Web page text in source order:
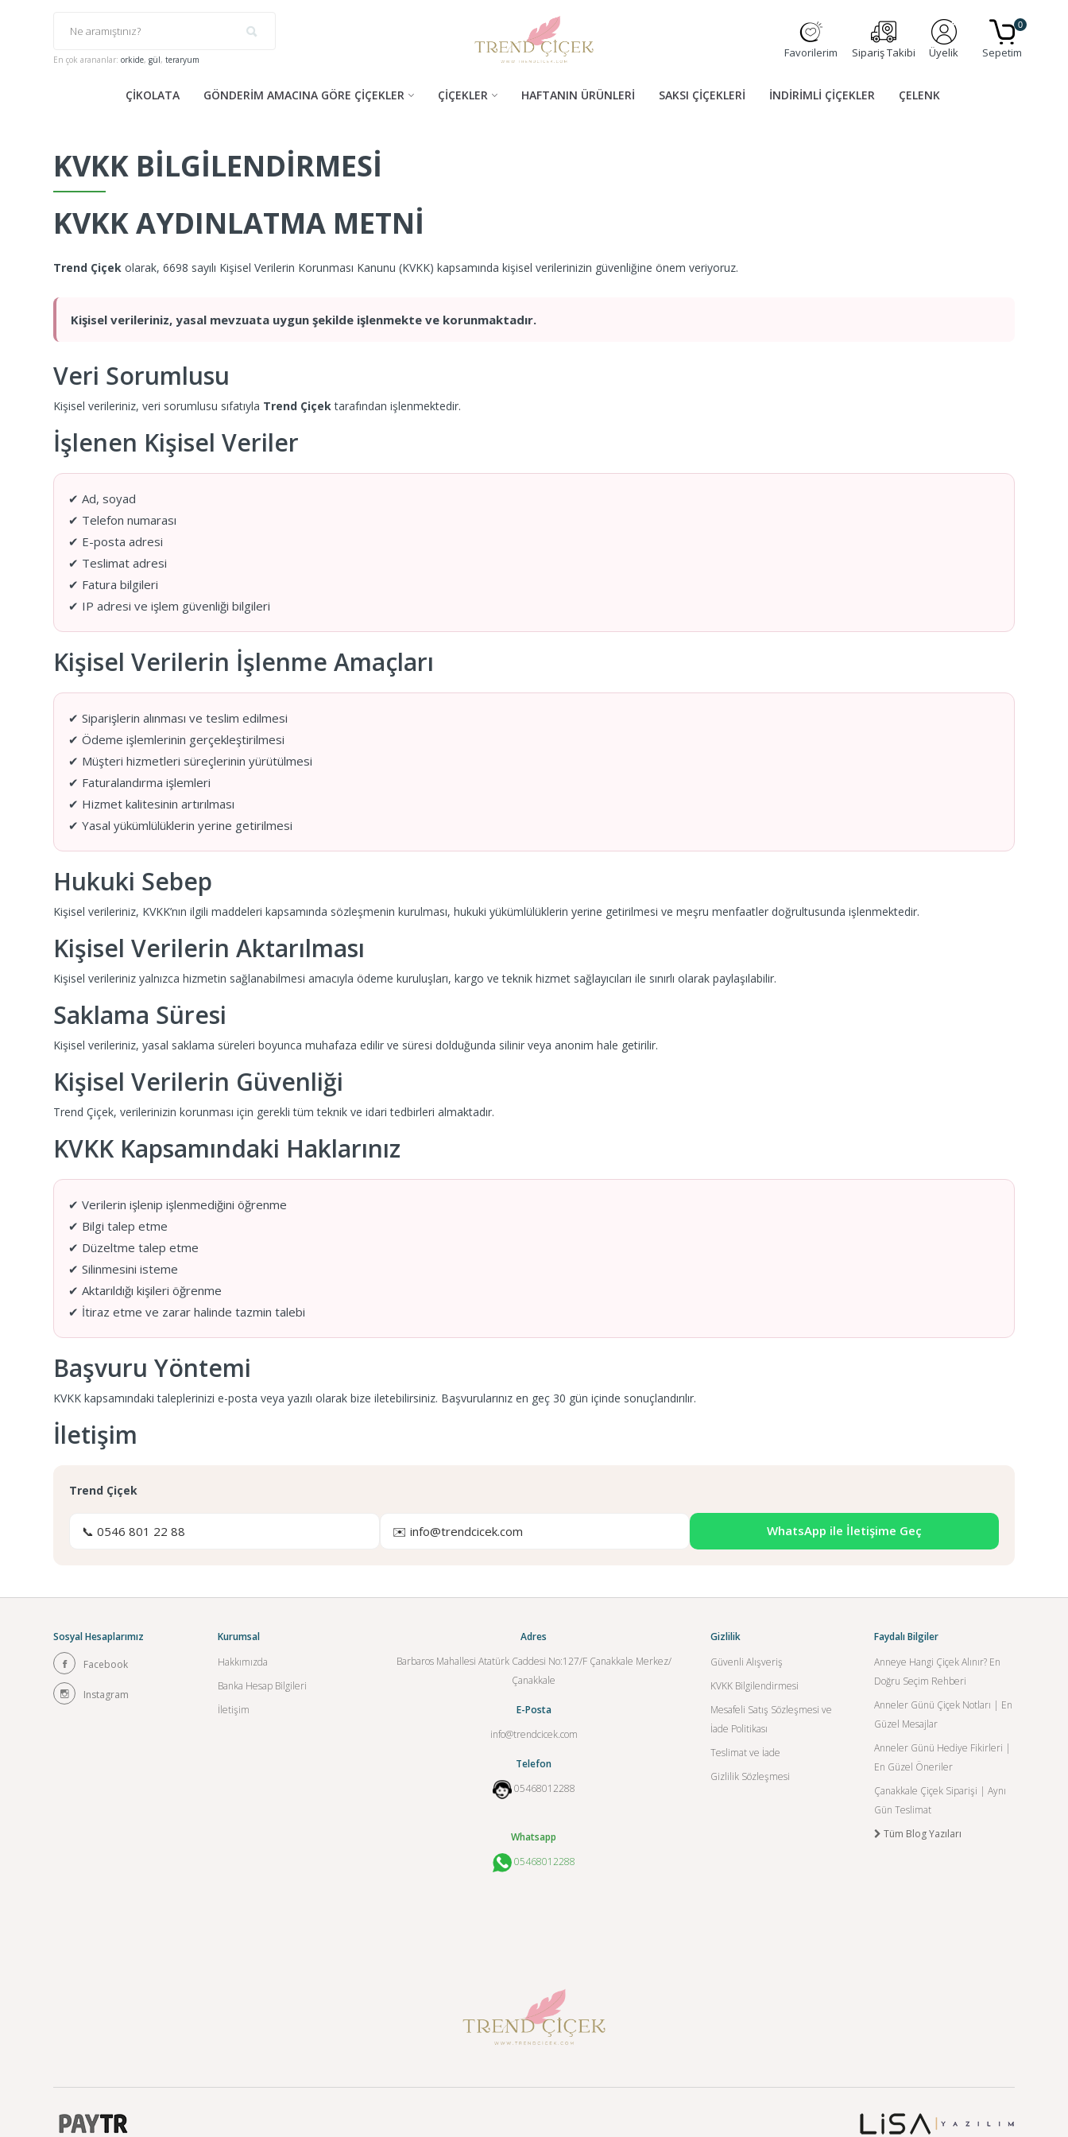
En çok arananlar: orkide, gül, teraryum Favorilerim Sipariş Takibi Üyelik Sepetim
0
ÇİKOLATA GÖNDERİM AMACINA GÖRE ÇİÇEKLER ÇİÇEKLER HAFTANIN ÜRÜNLERİ SAKSI ÇİÇEKLERİ İNDİRİMLİ ÇİÇEKLER ÇELENK
KVKK BILGILENDIRMESI
KVKK AYDINLATMA METNI
Trend Çiçek olarak, 6698 sayılı Kişisel Verilerin Korunması Kanunu (KVKK) kapsamında kişisel verilerinizin güvenliğine önem veriyoruz.
Kişisel verileriniz, yasal mevzuata uygun şekilde işlenmekte ve korunmaktadır.
Veri Sorumlusu
Kişisel verileriniz, veri sorumlusu sıfatıyla Trend Çiçektarafından işlenmektedir.
İşlenen Kişisel Veriler
✔ Ad, soyad
✔ Telefon numarası
✔ E-posta adresi
✔ Teslimat adresi
✔ Fatura bilgileri
✔ IP adresi ve işlem güvenliği bilgileri
Kişisel Verilerin İşlenme Amaçları
✔ Siparişlerin alınması ve teslim edilmesi
✔ Ödeme işlemlerinin gerçekleştirilmesi
✔ Müşteri hizmetleri süreçlerinin yürütülmesi
✔ Faturalandırma işlemleri
✔ Hizmet kalitesinin artırılması
✔ Yasal yükümlülüklerin yerine getirilmesi
Hukuki Sebep
Kişisel verileriniz, KVKK’nın ilgili maddeleri kapsamında sözleşmenin kurulması, hukuki yükümlülüklerin yerine getirilmesi ve meşru menfaatler doğrultusunda işlenmektedir.
Kişisel Verilerin Aktarılması
Kişisel verileriniz yalnızca hizmetin sağlanabilmesi amacıyla ödeme kuruluşları, kargo ve teknik hizmet sağlayıcıları ile sınırlı olarak paylaşılabilir.
Saklama Süresi
Kişisel verileriniz, yasal saklama süreleri boyunca muhafaza edilir ve süresi dolduğunda silinir veya anonim hale getirilir.
Kişisel Verilerin Güvenliği
Trend Çiçek, verilerinizin korunması için gerekli tüm teknik ve idari tedbirleri almaktadır.
KVKK Kapsamındaki Haklarınız
✔ Verilerin işlenip işlenmediğini öğrenme
✔ Bilgi talep etme
✔ Düzeltme talep etme
✔ Silinmesini isteme
✔ Aktarıldığı kişileri öğrenme
✔ İtiraz etme ve zarar halinde tazmin talebi
Başvuru Yöntemi
KVKK kapsamındaki taleplerinizi e-posta veya yazılı olarak bize iletebilirsiniz. Başvurularınız en geç 30 gün içinde sonuçlandırılır.
İletişim
Trend Çiçek
📞 0546 801 22 88 ✉️ info@trendcicek.com WhatsApp ile İletişime Geç
Sosyal Hesaplarımız
Facebook
Instagram
Kurumsal
Hakkımızda
Banka Hesap Bilgileri
İletişim
Adres
Barbaros Mahallesi Atatürk Caddesi No:127/F Çanakkale Merkez/
Çanakkale
E-Posta
info@trendcicek.com
Telefon
05468012288
Whatsapp
05468012288
Gizlilik
Güvenli Alışveriş
KVKK Bilgilendirmesi
Mesafeli Satış Sözleşmesi ve
İade Politikası
Teslimat ve İade
Gizlilik Sözleşmesi
Faydalı Bilgiler
Anneye Hangi Çiçek Alınır? En
Doğru Seçim Rehberi
Anneler Günü Çiçek Notları | En
Güzel Mesajlar
Anneler Günü Hediye Fikirleri |
En Güzel Öneriler
Çanakkale Çiçek Siparişi | Aynı
Gün Teslimat
Tüm Blog Yazıları